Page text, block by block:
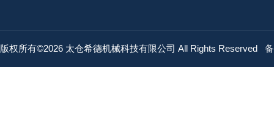
版权所有©2026 太仓希德机械科技有限公司 All Rights Reserved